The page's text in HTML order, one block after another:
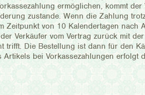
ermöglichen, kommt
zustande. Wenn die Zahlung
Zeitpunkt von 10 Kalendertagen nach
Verkäufer vom Vertrag zurück mit
trifft. Die Bestellung ist dann für den
bei Vorkassezahlungen erfolgt